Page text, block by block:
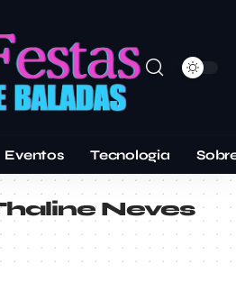
Eventos Tecnologia
Neves